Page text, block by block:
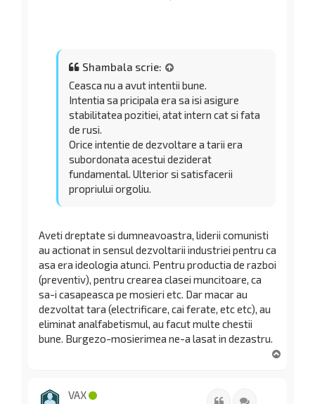
Shambala scrie:
Ceasca nu a avut intentii bune.
Intentia sa pricipala era sa isi asigure
stabilitatea pozitiei, atat intern cat si fata
de rusi.
Orice intentie de dezvoltare a tarii era
subordonata acestui deziderat
fundamental. Ulterior si satisfacerii
propriului orgoliu.
Aveti dreptate si dumneavoastra, liderii comunisti
au actionat in sensul dezvoltarii industriei pentru ca
asa era ideologia atunci. Pentru productia de razboi
(preventiv), pentru crearea clasei muncitoare, ca
sa-i casapeasca pe mosieri etc. Dar macar au
dezvoltat tara (electrificare, cai ferate, etc etc), au
eliminat analfabetismul, au facut multe chestii
bune. Burgezo-mosierimea ne-a lasat in dezastru.
VAX
Citat